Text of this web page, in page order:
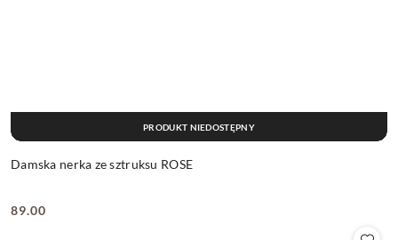
Damska nerka ze sztruksu ROSE
Cena:
89.00
PRODUKT NIEDOSTĘPNY